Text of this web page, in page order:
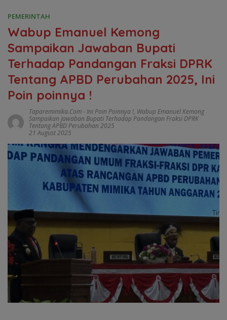
PEMERINTAH
Wabup Emanuel Kemong
Sampaikan Jawaban Bupati
Terhadap Pandangan Fraksi DPRK
Tentang APBD Perubahan 2025, Ini
Poin poinnya !
Taparemimika.com- Ini Poin Poinnya !, Wabup Emanuel Kemong
Sampaikan Jawaban Bupati Terhadap Pandangan Fraksi DPRK
Tentang APBD Perubahan 2025
21 August 2025